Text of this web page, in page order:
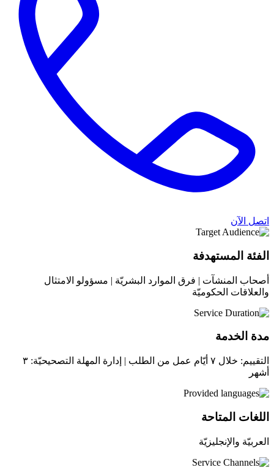
اتصل الآن
الفئة المستهدفة
أصحاب المنشآت | فرق الموارد البشريّة | مسؤولو الامتثال
والعلاقات الحكوميّة
مدة الخدمة
التقييم: خلال ٧ أيّام عمل من الطلب | إدارة المهلة التصحيحيّة: ٣
أشهر
اللغات المتاحة
العربيّة والإنجليزيّة